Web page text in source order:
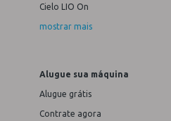
Cielo LIO On
mostrar mais
Alugue sua máquina
Alugue grátis
Contrate agora